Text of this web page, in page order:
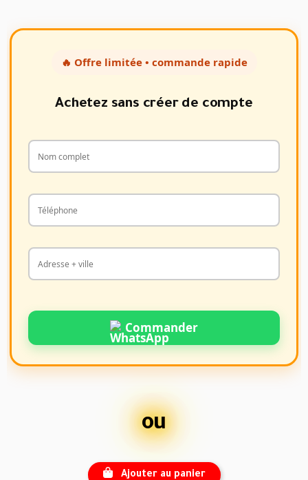
🔥 Offre limitée • commande rapide
Achetez sans créer de compte
Commander
ou
Ajouter au panier